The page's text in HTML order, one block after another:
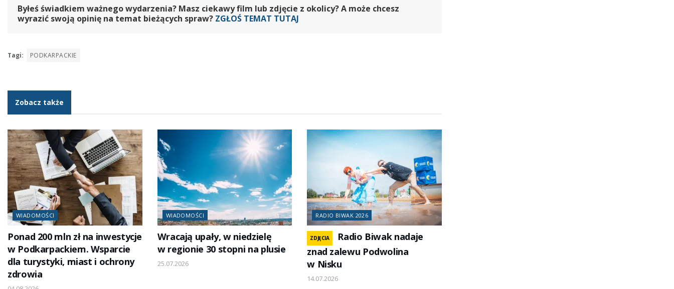
Byłeś świadkiem ważnego wydarzenia? Masz ciekawy film lub zdjęcie z okolicy? A może chcesz
wyrazić swoją opinię na temat bieżących spraw? ZGŁOŚ TEMAT TUTAJ
Tagi: PODKARPACKIE
Zobacz także
WIADOMOŚCI
Ponad 200 mln zł na inwestycje
w Podkarpackiem. Wsparcie
dla turystyki, miast i ochrony
zdrowia
WIADOMOŚCI
Wracają upały, w niedzielę
w regionie 30 stopni na plusie
25.07.2026
RADIO BIWAK 2026
ZDJĘCIA
Radio Biwak nadaje
znad zalewu Podwolina
w Nisku
14.07.2026